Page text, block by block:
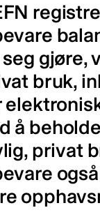
seg gjøre,
bruk,
å
privat